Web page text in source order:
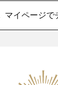
マイページで